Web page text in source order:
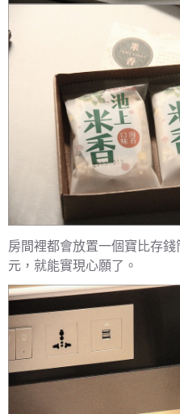
房間裡都會放置一個寶比存
元，就能實現心願了。